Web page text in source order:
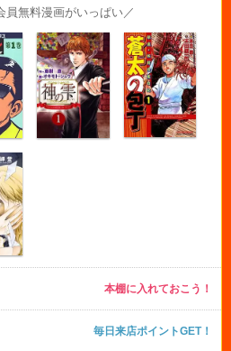
員無料漫画がいっぱい／
本棚に入れておこう！
毎日来店ポイントGET！